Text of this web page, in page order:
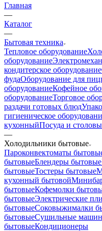
Главная
—
Каталог
—
Бытовая техника
Тепловое оборудование
оборудование
кондитерское оборудование
фудаОборудование для
оборудованиеКофейное
оборудованиеТорговое
раздачи готовых блюд
гигиеническое
кухонныйПосуда и
—
Холодильники бытовые
Пароконвектоматы
бытовыеБлендеры бытовые
бытовыеТостеры бытовые
кухонный бытовой
бытовыеКофемолки
бытовыеЭлектрические
бытовыеСоковыжималки
бытовыеСушильные
бытовыеКондиционеры